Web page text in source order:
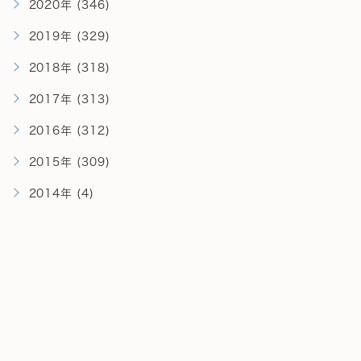
2020年 (346)
2019年 (329)
2018年 (318)
2017年 (313)
2016年 (312)
2015年 (309)
2014年 (4)